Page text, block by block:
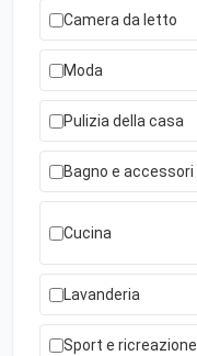
Camera da letto
Moda
Pulizia della casa
Bagno e accessori
Cucina
Lavanderia
Sport e ricreazione